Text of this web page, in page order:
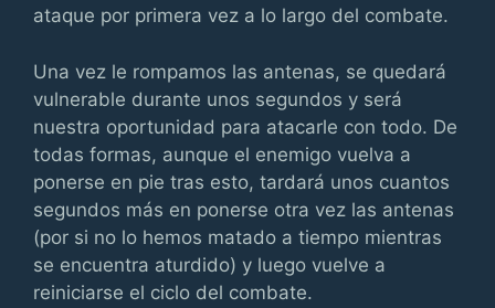
ataque por primera vez a lo largo del combate.
Una vez le rompamos las antenas, se quedará
vulnerable durante unos segundos y será
nuestra oportunidad para atacarle con todo. De
todas formas, aunque el enemigo vuelva a
ponerse en pie tras esto, tardará unos cuantos
segundos más en ponerse otra vez las antenas
(por si no lo hemos matado a tiempo mientras
se encuentra aturdido) y luego vuelve a
reiniciarse el ciclo del combate.